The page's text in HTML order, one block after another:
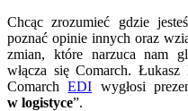
Chcąc zrozumieć gdzie
poznać opinie innych oraz
zmian, które narzuca nam
włącza się Comarch.
ComarchEDI wygłosi
w logistyce”.